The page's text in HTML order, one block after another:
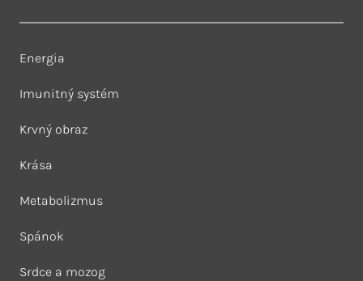
Energia
Imunitný systém
Krvný obraz
Krása
Metabolizmus
Spánok
Srdce a mozog